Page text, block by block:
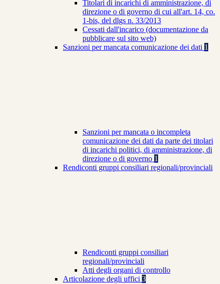
Titolari di incarichi di amministrazione, di
direzione o di governo di cui all'art. 14, co.
1-bis, del dlgs n. 33/2013
Cessati dall'incarico (documentazione da
pubblicare sul sito web)
Sanzioni per mancata comunicazione dei dati 1
Sanzioni per mancata o incompleta
comunicazione dei dati da parte dei titolari
di incarichi politici, di amministrazione, di
direzione o di governo 1
Rendiconti gruppi consiliari regionali/provinciali
Rendiconti gruppi consiliari
regionali/provinciali
Atti degli organi di controllo
Articolazione degli uffici 3